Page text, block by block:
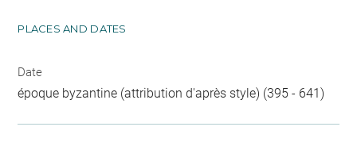
PLACES AND DATES
Date
époque byzantine (attribution d'après style) (395 - 641)